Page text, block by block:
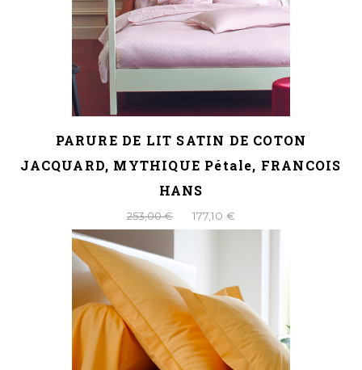
PARURE DE LIT SATIN DE COTON
JACQUARD, MYTHIQUE Pétale, FRANCOIS
HANS
253,00 € 177,10 €